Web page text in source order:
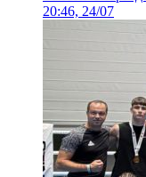
20:46, 24/07